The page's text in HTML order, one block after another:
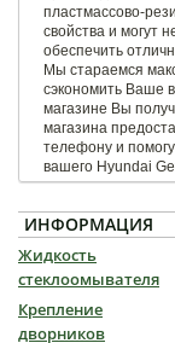
пластмассово-
свойства и могут
обеспечить
Мы стараемся
сэкономить Ваше
магазине Вы
магазина
телефону и
вашего Hyundai
ИНФОРМАЦИЯ
Жидкость
стеклоомывателя
Крепление
дворников